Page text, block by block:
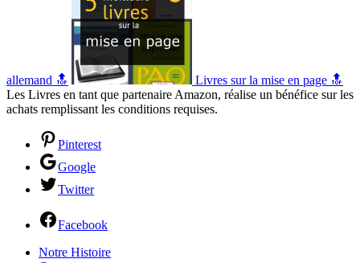
allemand 🔝
Livres sur la mise en page 🔝
Les Livres en tant que partenaire Amazon, réalise un bénéfice sur les
achats remplissant les conditions requises.
Pinterest
Google
Twitter
Facebook
Notre Histoire